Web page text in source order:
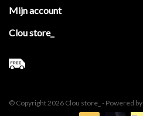
Mijn account
Clou store_
© Copyright 2026 Clou store_ - Powered by